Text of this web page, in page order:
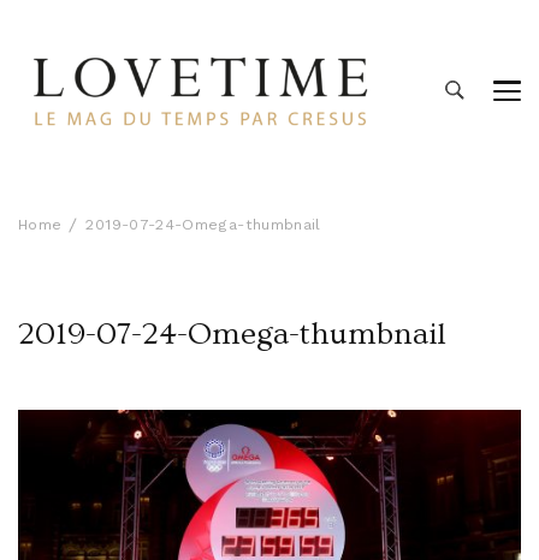
Home 2019-07-24-Omega-thumbnail
2019-07-24-Omega-thumbnail